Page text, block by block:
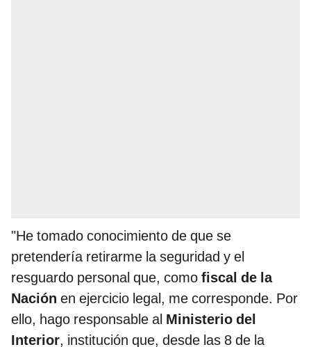
"He tomado conocimiento de que se
pretendería retirarme la seguridad y el
resguardo personal que, como fiscal de la
Nación en ejercicio legal, me corresponde. Por
ello, hago responsable al Ministerio del
Interior, institución que, desde las 8 de la